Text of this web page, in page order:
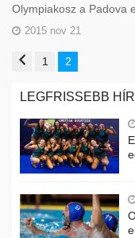
Olympiakosz a Padova
2015 nov 21
1 2
LEGFRISSEBB